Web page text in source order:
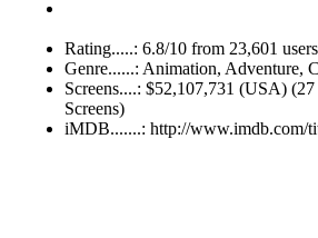
Rating.....: 6.8/10 from 23,601 users
Genre......: Animation, Adventure,
Screens....: $52,107,731 (USA)
Screens)
iMDB.......: http://www.imdb.com/